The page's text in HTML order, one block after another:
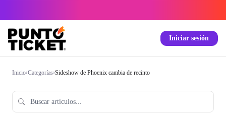
Iniciar sesión
Inicio›Categorías›Sideshow de Phoenix cambia de recinto